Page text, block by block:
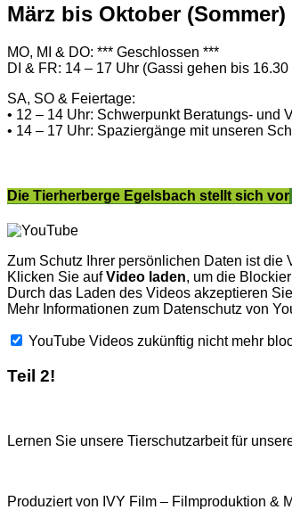
März bis Oktober (Sommer)
MO, MI & DO: *** Geschlossen ***
DI & FR: 14 – 17 Uhr (Gassi gehen bis 16.30
SA, SO & Feiertage:
• 12 – 14 Uhr: Schwerpunkt Beratungs- und
• 14 – 17 Uhr: Spaziergänge mit unseren
Die Tierherberge Egelsbach stellt sich vor
Zum Schutz Ihrer persönlichen Daten ist die
Klicken Sie aufVideo laden, um die
Durch das Laden des Videos akzeptieren
Mehr Informationen zum Datenschutz von
YouTube Videos zukünftig nicht mehr
Teil 2!
Lernen Sie unsere Tierschutzarbeit für
Produziert von IVY Film – Filmproduktion &